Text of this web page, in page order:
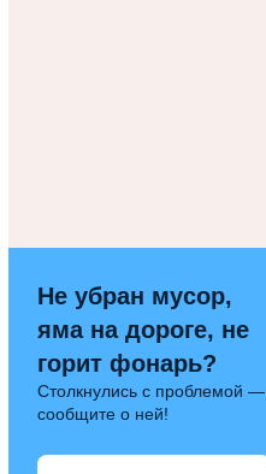
Не убран мусор,
яма на дороге, не
горит фонарь?
Столкнулись с проблемой —
сообщите о ней!